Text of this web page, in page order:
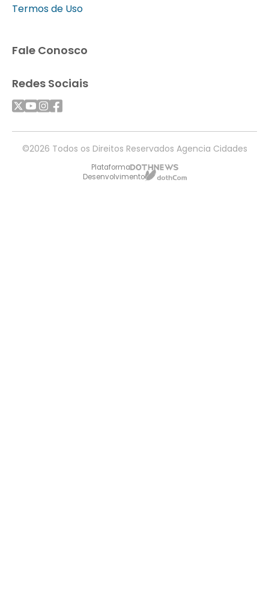
Termos de Uso
Fale Conosco
Redes Sociais
©2026 Todos os Direitos Reservados Agencia Cidades
Plataforma
Desenvolvimento